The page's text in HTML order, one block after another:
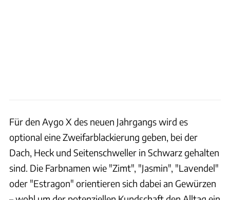
Für den Aygo X des neuen Jahrgangs wird es
optional eine Zweifarblackierung geben, bei der
Dach, Heck und Seitenschweller in Schwarz gehalten
sind. Die Farbnamen wie "Zimt", "Jasmin", "Lavendel"
oder "Estragon" orientieren sich dabei an Gewürzen